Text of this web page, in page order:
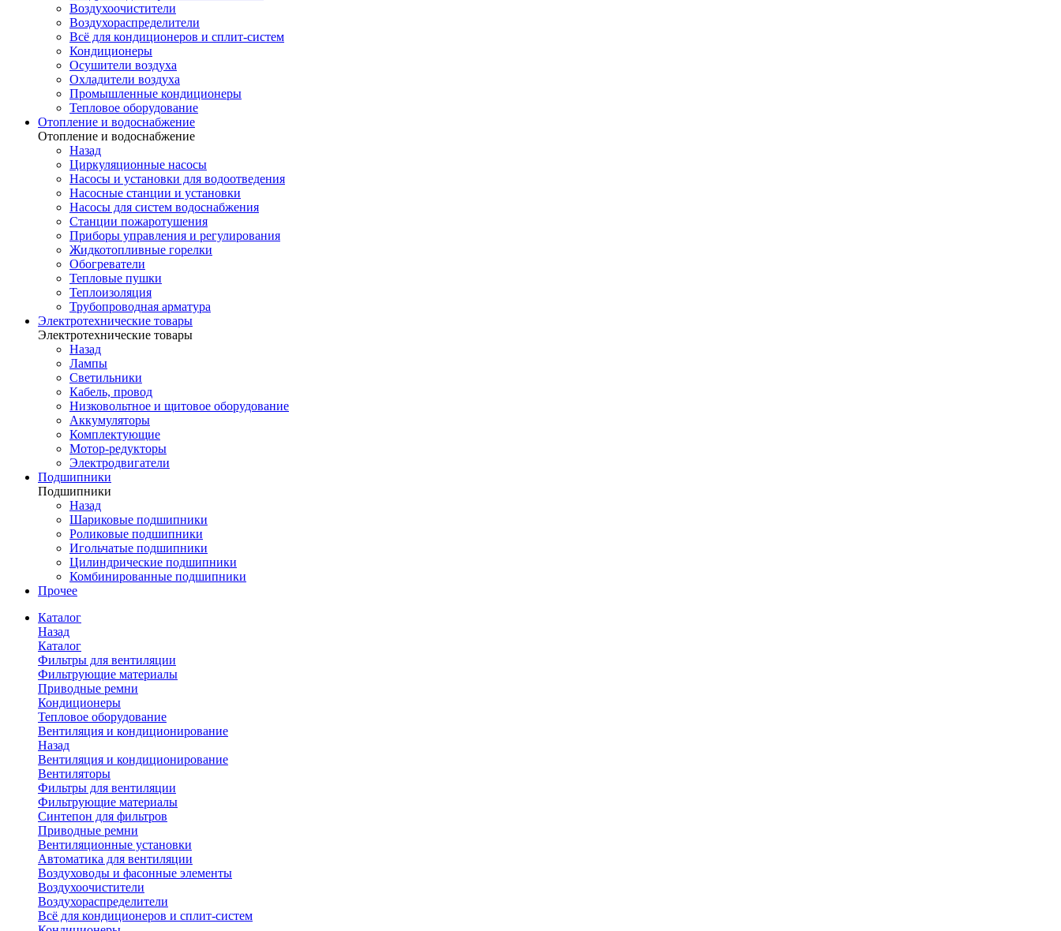
Воздухоочистители
Воздухораспределители
Всё для кондиционеров и сплит-систем
Кондиционеры
Осушители воздуха
Охладители воздуха
Промышленные кондиционеры
Тепловое оборудование
Отопление и водоснабжение
Отопление и водоснабжение
Назад
Циркуляционные насосы
Насосы и установки для водоотведения
Насосные станции и установки
Насосы для систем водоснабжения
Станции пожаротушения
Приборы управления и регулирования
Жидкотопливные горелки
Обогреватели
Тепловые пушки
Теплоизоляция
Трубопроводная арматура
Электротехнические товары
Электротехнические товары
Назад
Лампы
Светильники
Кабель, провод
Низковольтное и щитовое оборудование
Аккумуляторы
Комплектующие
Мотор-редукторы
Электродвигатели
Подшипники
Подшипники
Назад
Шариковые подшипники
Роликовые подшипники
Игольчатые подшипники
Цилиндрические подшипники
Комбинированные подшипники
Прочее
Каталог
Назад
Каталог
Фильтры для вентиляции
Фильтрующие материалы
Приводные ремни
Кондиционеры
Тепловое оборудование
Вентиляция и кондиционирование
Назад
Вентиляция и кондиционирование
Вентиляторы
Фильтры для вентиляции
Фильтрующие материалы
Синтепон для фильтров
Приводные ремни
Вентиляционные установки
Автоматика для вентиляции
Воздуховоды и фасонные элементы
Воздухоочистители
Воздухораспределители
Всё для кондиционеров и сплит-систем